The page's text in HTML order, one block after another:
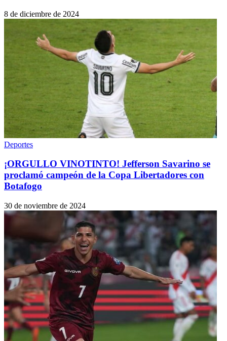
8 de diciembre de 2024
Deportes
¡ORGULLO VINOTINTO! Jefferson Savarino se
proclamó campeón de la Copa Libertadores con
Botafogo
30 de noviembre de 2024